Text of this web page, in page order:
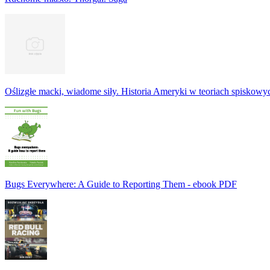
Oślizgłe macki, wiadome siły. Historia Ameryki w teoriach
Bugs Everywhere: A Guide to Reporting Them - ebook PDF